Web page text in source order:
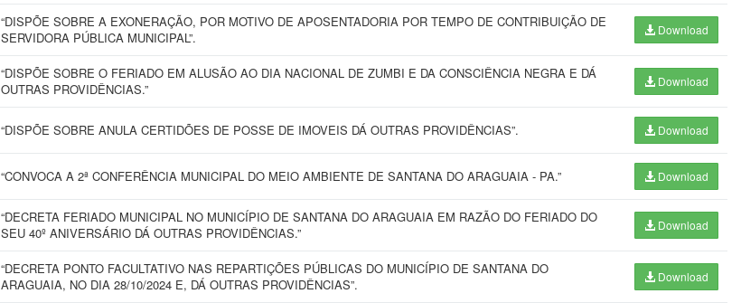
“DISPÕE SOBRE A EXONERAÇÃO, POR MOTIVO DE APOSENTADORIA POR TEMPO DE CONTRIBUIÇÃO DE
SERVIDORA PÚBLICA MUNICIPAL”.
Download
“DISPÕE SOBRE O FERIADO EM ALUSÃO AO DIA NACIONAL DE ZUMBI E DA CONSCIÊNCIA NEGRA E DÁ
OUTRAS PROVIDÊNCIAS.”
Download
“DISPÕE SOBRE ANULA CERTIDÕES DE POSSE DE IMOVEIS DÁ OUTRAS PROVIDÊNCIAS”. Download
“CONVOCA A 2ª CONFERÊNCIA MUNICIPAL DO MEIO AMBIENTE DE SANTANA DO ARAGUAIA - PA.” Download
“DECRETA FERIADO MUNICIPAL NO MUNICÍPIO DE SANTANA DO ARAGUAIA EM RAZÃO DO FERIADO DO
SEU 40º ANIVERSÁRIO DÁ OUTRAS PROVIDÊNCIAS.”
Download
“DECRETA PONTO FACULTATIVO NAS REPARTIÇÕES PÚBLICAS DO MUNICÍPIO DE SANTANA DO
ARAGUAIA, NO DIA 28/10/2024 E, DÁ OUTRAS PROVIDÊNCIAS”.
Download